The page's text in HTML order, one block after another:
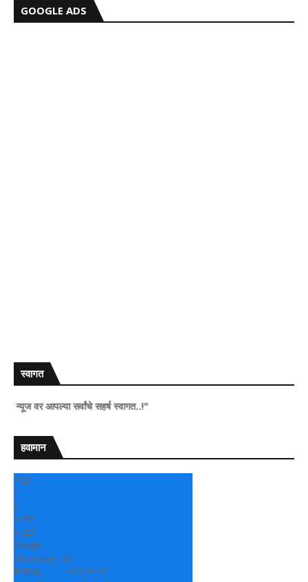
GOOGLE ADS
स्वागत
आपल्या सर्वांचे सहर्ष स्वागत..!"
हवामान
+28
°
C
+28°
+22°
Sangli
Thursday, 06
Friday
+29°+23°